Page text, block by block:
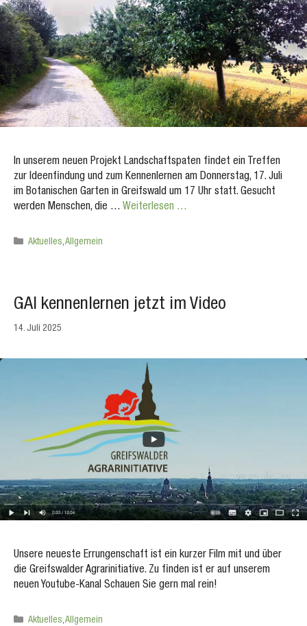
In unserem neuen Projekt Landschaftspaten findet ein Treffen
zur Ideenfindung und zum Kennenlernen am Donnerstag, 17. Juli
im Botanischen Garten in Greifswald um 17 Uhr statt. Gesucht
werden Menschen, die … Weiterlesen …
Kategorien
Aktuelles,Allgemein
GAI kennenlernen jetzt im Video
14. Juli 2025
Unsere neueste Errungenschaft ist ein kurzer Film mit und über
die Greifswalder Agrarinitiative. Zu finden ist er auf unserem
neuen Youtube-Kanal Schauen Sie gern mal rein!
Kategorien
Aktuelles,Allgemein